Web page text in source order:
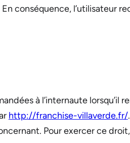
conséquence, l’utilisateur
à l’internaute lorsqu’il
http://franchise-villaverde.fr/
Pour exercer ce